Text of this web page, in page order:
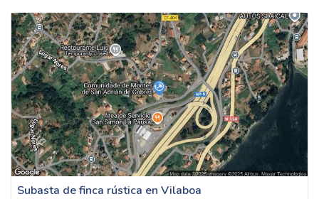
Subasta de finca rústica en Vilaboa